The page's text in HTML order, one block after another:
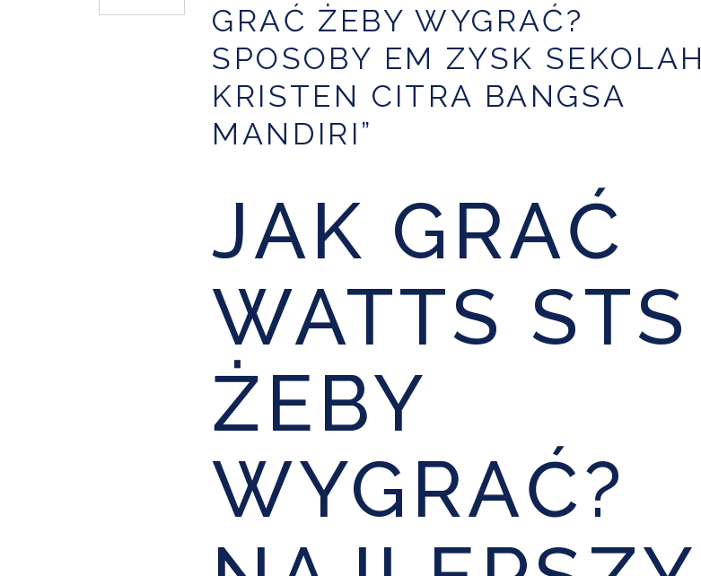
GRAĆ ŻEBY WYGRAĆ?
SPOSOBY EM ZYSK SEKOLAH
KRISTEN CITRA BANGSA
MANDIRI”
JAK GRAĆ
WATTS STS
ŻEBY
WYGRAĆ?